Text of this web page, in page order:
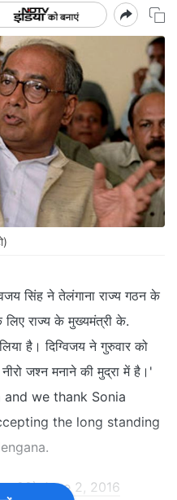
सिंह ने तेलंगाना राज्य गठन के
लिए राज्य के मुख्यमंत्री के.
है। दिग्विजय ने गुरुवार को
जश्न मनाने की मुद्रा में है।'
we thank Sonia
the long standing
June 2, 2016